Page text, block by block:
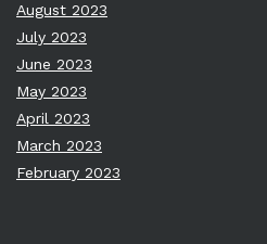
August 2023
July 2023
June 2023
May 2023
April 2023
March 2023
February 2023